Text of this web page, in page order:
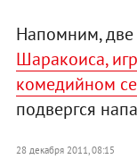
Напомним, две
Шаракоиса,
комедийном
подвергся
28 декабря 2011, 08:15